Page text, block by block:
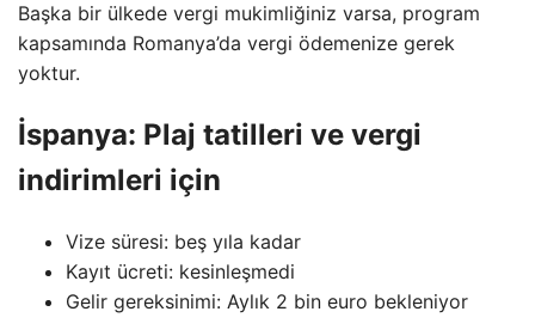
Başka bir ülkede vergi mukimliğiniz varsa, program
kapsamında Romanya’da vergi ödemenize gerek
yoktur.
İspanya: Plaj tatilleri ve vergi
indirimleri için
Vize süresi: beş yıla kadar
Kayıt ücreti: kesinleşmedi
Gelir gereksinimi: Aylık 2 bin euro bekleniyor